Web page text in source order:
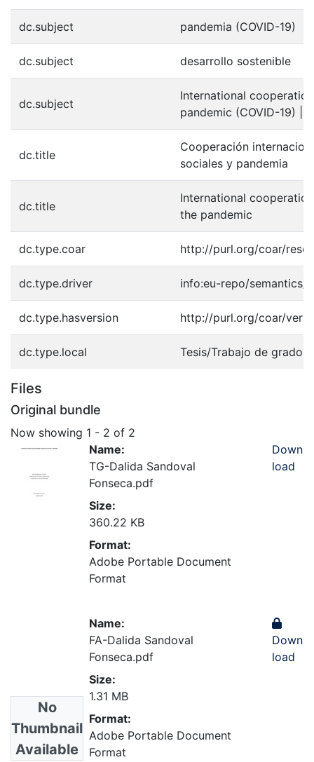
dc.subject pandemia (COVID-19)
dc.subject desarrollo sostenible
dc.subject
International
pandemic (COVID-19) |
dc.title
Cooperación
sociales y pandemia
dc.title
International
the pandemic
dc.type.coar http://purl.org/coar/
dc.type.driver info:eu-repo/semantics/
dc.type.hasversion http://purl.org/coar/
dc.type.local Tesis/Trabajo de grado
Files
Original bundle
Now showing 1 - 2 of 2
Name:
TG-Dalida Sandoval
Fonseca.pdf
Size:
360.22 KB
Format:
Adobe Portable Document
Format
Down
load
No
Thumbnail
Available
Name:
FA-Dalida Sandoval
Fonseca.pdf
Size:
1.31 MB
Format:
Adobe Portable Document
Format
Down
load